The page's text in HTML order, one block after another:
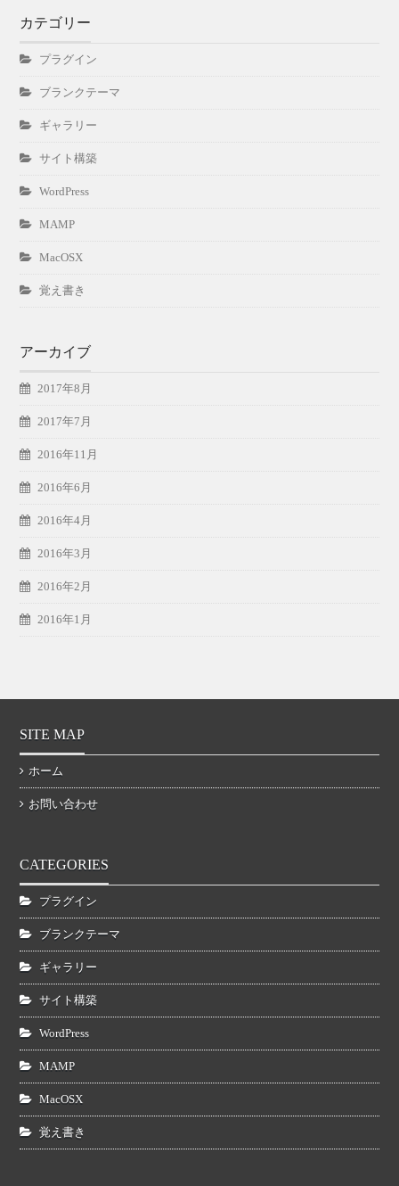
カテゴリー
プラグイン
ブランクテーマ
ギャラリー
サイト構築
WordPress
MAMP
MacOSX
覚え書き
アーカイブ
2017年8月
2017年7月
2016年11月
2016年6月
2016年4月
2016年3月
2016年2月
2016年1月
SITE MAP
ホーム
お問い合わせ
CATEGORIES
プラグイン
ブランクテーマ
ギャラリー
サイト構築
WordPress
MAMP
MacOSX
覚え書き